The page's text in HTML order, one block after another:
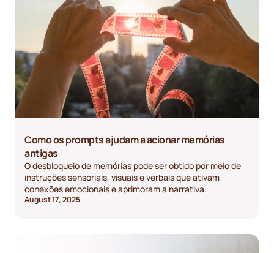
Como os prompts ajudam a acionar memórias
antigas
O desbloqueio de memórias pode ser obtido por meio de
instruções sensoriais, visuais e verbais que ativam
conexões emocionais e aprimoram a narrativa.
August 17, 2025